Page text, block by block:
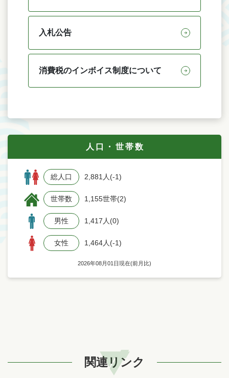
入札公告
消費税のインボイス制度について
人口・世帯数
総人口 2,881人(-1)
世帯数 1,155世帯(2)
男性 1,417人(0)
女性 1,464人(-1)
2026年08月01日現在(前月比)
関連リンク